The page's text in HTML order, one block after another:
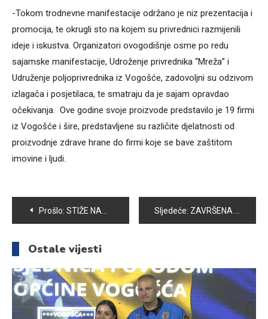
-Tokom trodnevne manifestacije održano je niz prezentacija i
promocija, te okrugli sto na kojem su privrednici razmijenili
ideje i iskustva. Organizatori ovogodišnje osme po redu
sajamske manifestacije, Udroženje privrednika “Mreža” i
Udruženje poljoprivrednika iz Vogošće, zadovoljni su odzivom
izlagača i posjetilaca, te smatraju da je sajam opravdao
očekivanja. Ove godine svoje proizvode predstavilo je 19 firmi
iz Vogošće i šire, predstavljene su različite djelatnosti od
proizvodnje zdrave hrane do firmi koje se bave zaštitom
imovine i ljudi.
Navigacija
članaka
Prošlo: STIŽE NAM DRAGI GOST MJESEC RAMAZAN Sljedeće: ZAVRŠENA XXVII SMOTRA KUD-ova KANTONA SARAJEVO
Ostale vijesti